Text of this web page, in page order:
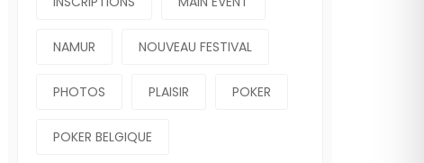
NAMUR NOUVEAU FESTIVAL
PHOTOS PLAISIR POKER
POKER BELGIQUE